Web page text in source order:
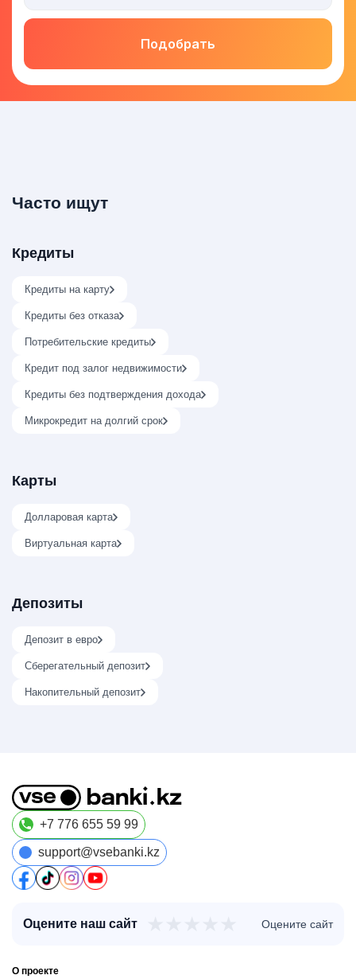
Подобрать
Часто ищут
Кредиты
Кредиты на карту
Кредиты без отказа
Потребительские кредиты
Кредит под залог недвижимости
Кредиты без подтверждения дохода
Микрокредит на долгий срок
Карты
Долларовая карта
Виртуальная карта
Депозиты
Депозит в евро
Сберегательный депозит
Накопительный депозит
+7 776 655 59 99
support@vsebanki.kz
Оцените наш сайт Оцените сайт
О проекте